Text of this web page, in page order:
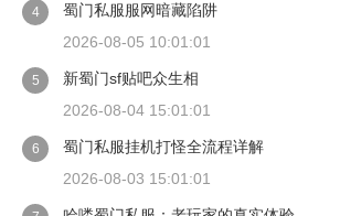
4
蜀门私服服网暗藏陷阱
2026-08-05 10:01:01
5
新蜀门sf贴吧众生相
2026-08-04 15:01:01
6
蜀门私服挂机打怪全流程详解
2026-08-03 15:01:01